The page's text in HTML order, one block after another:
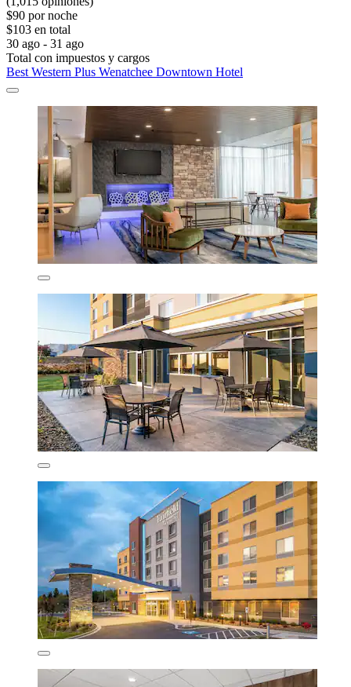
$90 por noche
$103 en total
30 ago - 31 ago
Total con impuestos y cargos
Best Western Plus Wenatchee Downtown Hotel